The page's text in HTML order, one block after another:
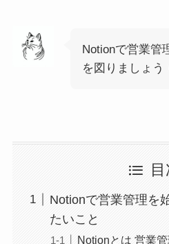
Notionで営業管
を図りましょう
Notionで営業管理を
たいこと
Notionとは 営業